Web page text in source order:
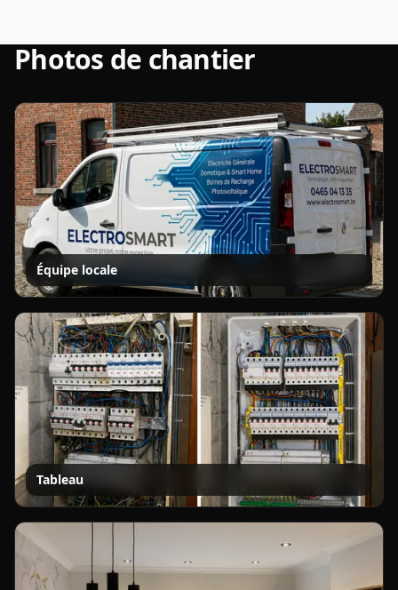
Photos de chantier
Équipe locale
Tableau